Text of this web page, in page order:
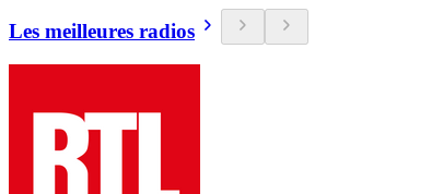
Les meilleures radios